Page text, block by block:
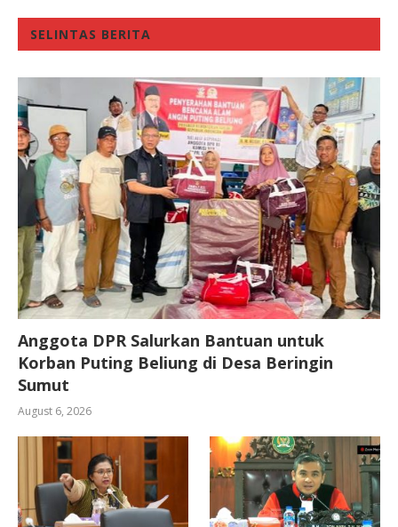
SELINTAS BERITA
Anggota DPR Salurkan Bantuan untuk
Korban Puting Beliung di Desa Beringin
Sumut
August 6, 2026